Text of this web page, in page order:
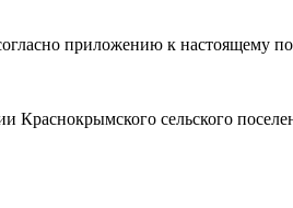
приложению к настоящему
сельского